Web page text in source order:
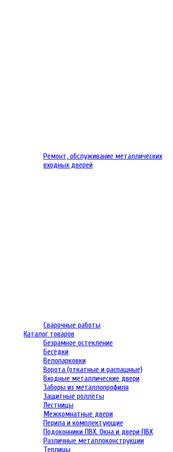
Ремонт, обслуживание металлических
входных дверей
Сварочные работы
Каталог товаров
Безрамное остекление
Беседки
Велопарковки
Ворота (откатные и распашные)
Входные металлические двери
Заборы из металлопрофиля
Защитные роллеты
Лестницы
Межкомнатные двери
Перила и комплектующие
Подоконники ПВХ. Окна и двери ПВХ
Различные металлоконструкции
Теплицы